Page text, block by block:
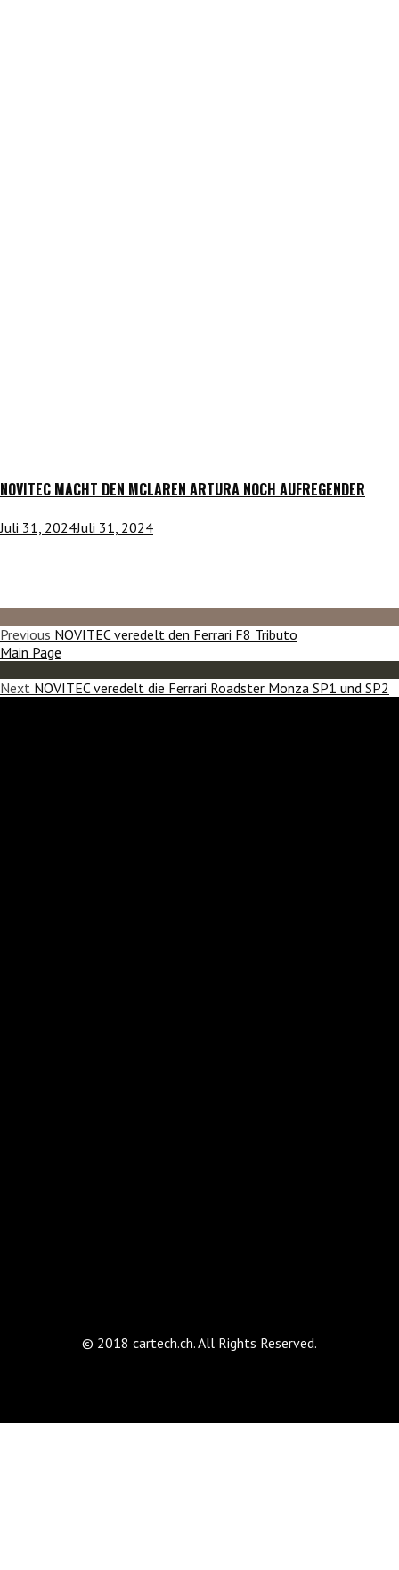
NOVITEC MACHT DEN MCLAREN ARTURA NOCH AUFREGENDER
Juli 31, 2024Juli 31, 2024
Previous NOVITEC veredelt den Ferrari F8 Tributo
Main Page
Next NOVITEC veredelt die Ferrari Roadster Monza SP1 und SP2
© 2018 cartech.ch. All Rights Reserved.